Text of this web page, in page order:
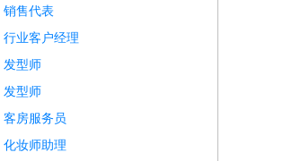
销售代表
行业客户经理
发型师
发型师
客房服务员
化妆师助理